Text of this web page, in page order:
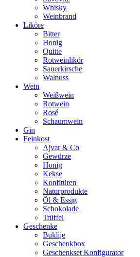
Whisky
Weinbrand
Liköre
Bitter
Honig
Quitte
Rotweinlikör
Sauerkirsche
Walnuss
Wein
Weißwein
Rotwein
Rosé
Schaumwein
Gin
Feinkost
Ajvar & Co
Gewürze
Honig
Kekse
Konfitüren
Naturprodukte
Öl & Essig
Schokolade
Trüffel
Geschenke
Buklije
Geschenkbox
Geschenkset Konfigurator